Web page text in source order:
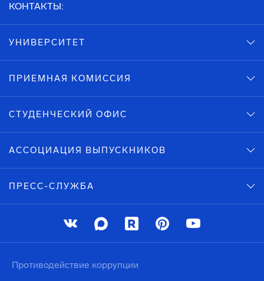
КОНТАКТЫ:
УНИВЕРСИТЕТ
ПРИЕМНАЯ КОМИССИЯ
СТУДЕНЧЕСКИЙ ОФИС
АССОЦИАЦИЯ ВЫПУСКНИКОВ
ПРЕСС-СЛУЖБА
Противодействие коррупции